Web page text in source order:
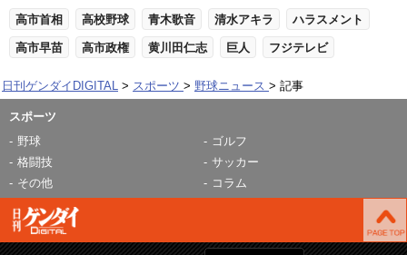
高市首相 高校野球 青木歌音 清水アキラ ハラスメント
高市早苗 高市政権 黄川田仁志 巨人 フジテレビ
日刊ゲンダイDIGITAL スポーツ 野球ニュース 記事
スポーツ
野球
ゴルフ
格闘技
サッカー
その他
コラム